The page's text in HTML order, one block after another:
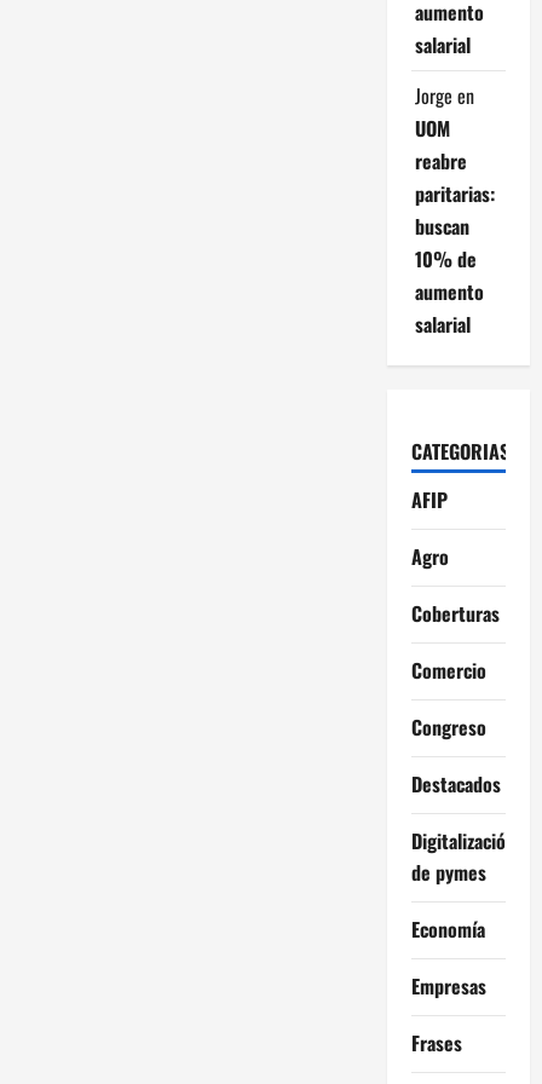
aumento
salarial
Jorge en
UOM
reabre
paritarias:
buscan
10% de
aumento
salarial
CATEGORIAS
AFIP
Agro
Coberturas
Comercio
Congreso
Destacados
Digitalización
de pymes
Economía
Empresas
Frases